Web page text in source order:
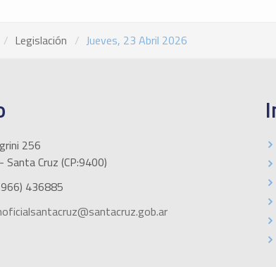
Legislación Jueves, 23 Abril 2026
256
Santa Cruz (CP:9400)
436885